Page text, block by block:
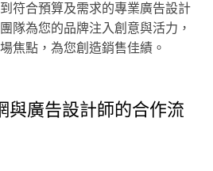
符合預算及需求的專業廣告設計
隊為您的品牌注入創意與活力，
焦點，為您創造銷售佳績。
與廣告設計師的合作流